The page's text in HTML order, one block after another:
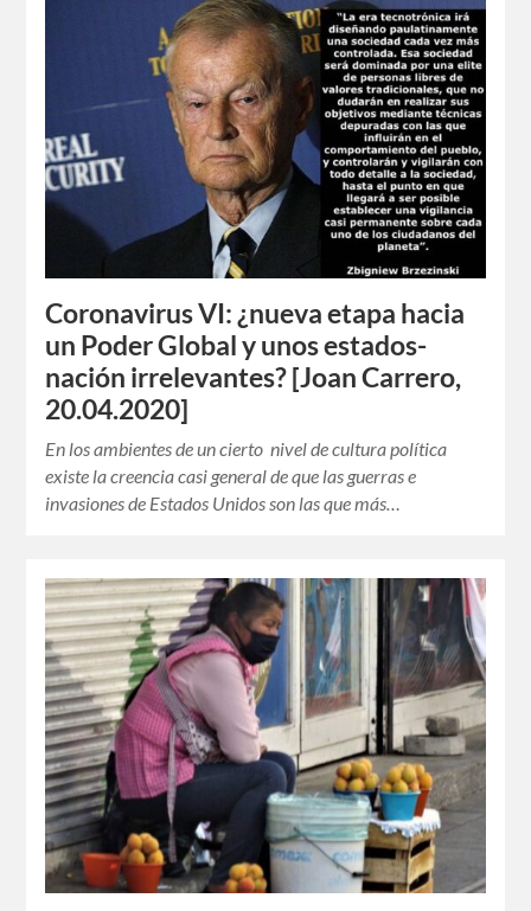
Coronavirus VI: ¿nueva etapa hacia
un Poder Global y unos estados-
nación irrelevantes? [Joan Carrero,
20.04.2020]
En los ambientes de un cierto nivel de cultura política
existe la creencia casi general de que las guerras e
invasiones de Estados Unidos son las que más…